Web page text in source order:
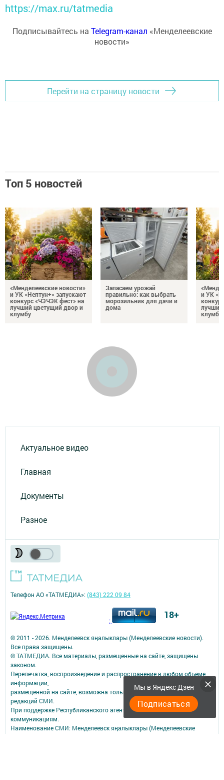
https://max.ru/tatmedia
Подписывайтесь на Telegram-канал «Менделеевские
новости»
Перейти на страницу новости
Топ 5 новостей
«Менделеевские новости»
и УК «Нептун+» запускают
конкурс «ЧЭЧЭК фест» на
лучший цветущий двор и
клумбу
Запасаем урожай
правильно: как выбрать
морозильник для дачи и
дома
и УК
лучший
клумбу
Актуальное видео
Главная
Документы
Разное
Мы в Яндекс Дзен
Подписаться
© 2011 - 2026. Менделеевск яӊалыклары (Менделеевские новости).
Все права защищены.
© ТАТМЕДИА. Все материалы, размещенные на сайте, защищены
законом.
Перепечатка, воспроизведение и распространение в любом объеме
информации,
размещенной на сайте, возможна только с письменного согласия
редакций СМИ.
При поддержке Республиканского агентства по печати и массовым
коммуникациям.
Наименование СМИ: Менделеевск яӊалыклары (Менделеевские
Телефон АО «ТАТМЕДИА»:(843) 222 09 84
; 18+